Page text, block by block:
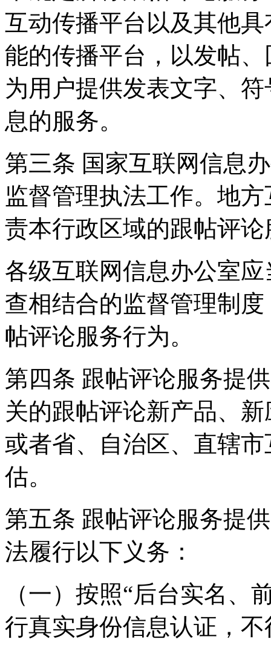
互动传播平台以及其他
能的传播平台，以发帖
为用户提供发表文字、
息的服务。
第三条 国家互联网信息
监督管理执法工作。地
责本行政区域的跟帖评
各级互联网信息办公室
查相结合的监督管理制
帖评论服务行为。
第四条 跟帖评论服务提
关的跟帖评论新产品、
或者省、自治区、直辖
估。
第五条 跟帖评论服务提
法履行以下义务：
（一）按照“后台实名、
行真实身份信息认证，